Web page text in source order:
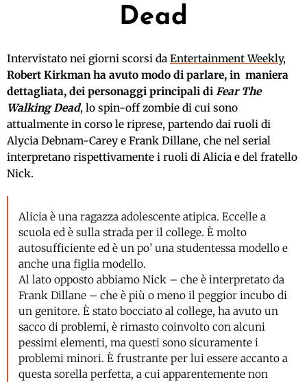
Dead
Intervistato nei giorni scorsi da Entertainment Weekly,
Robert Kirkman ha avuto modo di parlare, in maniera
dettagliata, dei personaggi principali di Fear The
Walking Dead, lo spin-off zombie di cui sono
attualmente in corso le riprese, partendo dai ruoli di
Alycia Debnam-Carey e Frank Dillane, che nel serial
interpretano rispettivamente i ruoli di Alicia e del fratello
Nick.
Alicia è una ragazza adolescente atipica. Eccelle a
scuola ed è sulla strada per il college. È molto
autosufficiente ed è un po’ una studentessa modello e
anche una figlia modello.
Al lato opposto abbiamo Nick – che è interpretato da
Frank Dillane – che è più o meno il peggior incubo di
un genitore. È stato bocciato al college, ha avuto un
sacco di problemi, è rimasto coinvolto con alcuni
pessimi elementi, ma questi sono sicuramente i
problemi minori. È frustrante per lui essere accanto a
questa sorella perfetta, a cui apparentemente non